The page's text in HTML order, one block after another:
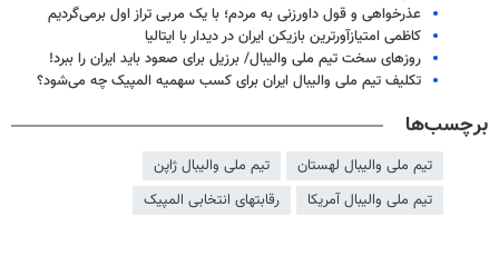
عذرخواهی و قول داورزنی به مردم؛ با یک مربی تراز اول برمی‌گردیم
کاظمی امتیازآورترین بازیکن ایران در دیدار با ایتالیا
روزهای سخت تیم ملی والیبال/ برزیل برای صعود باید ایران را ببرد!
تکلیف تیم ملی والیبال ایران برای کسب سهمیه المپیک چه می‌شود؟
برچسب‌ها
تیم ملی والیبال لهستان
تیم ملی والیبال ژاپن
تیم ملی والیبال آمریکا
رقابتهای انتخابی المپیک